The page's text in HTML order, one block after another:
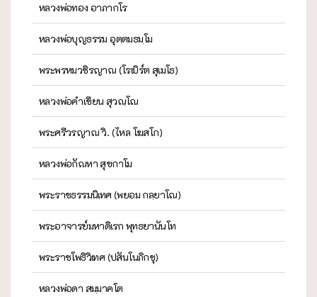
หลวงพ่อทอง อาภากโร
หลวงพ่อบุญธรรม อุตฺตมธมฺโม
พระพรหมวชิรญาณ (โรเบิร์ต สุเมโธ)
หลวงพ่อคำเขียน สุวณฺโณ
พระศรีวรญาณ วิ. (ไหล โฆสโก)
หลวงพ่อกัณหา สุขกาโม
พระราชธรรมนิเทศ (พยอม กลฺยาโณ)
พระอาจารย์มหาดิเรก พุทธยานันโท
พระราชโพธิวิเทศ (ปสันโนภิกขุ)
หลวงพ่อดา สมฺมาคโต